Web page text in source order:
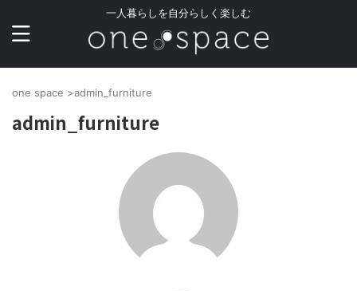
一人暮らしを自分らしく楽しむ
one space >admin_furniture
admin_furniture